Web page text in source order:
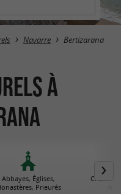
Navarre Bertizarana
à
Abbayes, Églises,
Prieurés